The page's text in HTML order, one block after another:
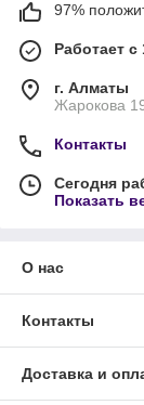
97%
Работает с
г. Алматы
Жарокова
Контакты
Сегодня
Показать
О нас
Контакты
Доставка и